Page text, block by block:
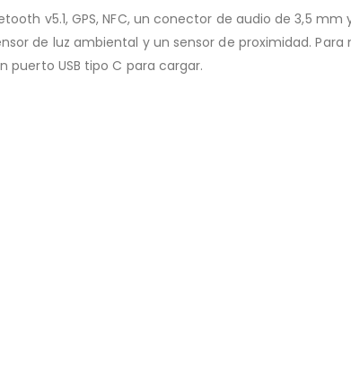
v5.1, GPS, NFC, un conector de audio de 3,5
de luz ambiental y un sensor de proximidad.
USB tipo C para cargar.